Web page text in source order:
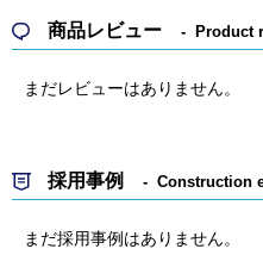
商品レビュー Product
まだレビューはありません。
採用事例 Construction
まだ採用事例はありません。